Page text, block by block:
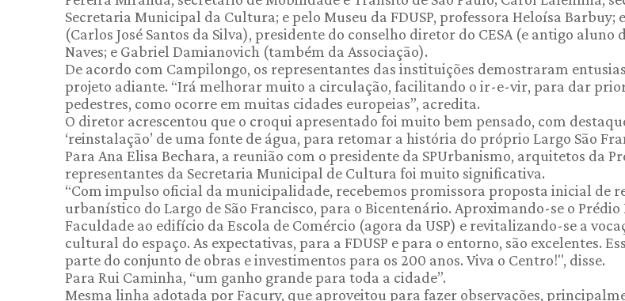
Secretaria Municipal da Cultura; e pelo Museu da FDUSP, professora Heloísa Barbuy;
(Carlos José Santos da Silva), presidente do conselho diretor do CESA (e antigo aluno
Naves; e Gabriel Damianovich (também da Associação).
De acordo com Campilongo, os representantes das instituições demostraram
projeto adiante. “Irá melhorar muito a circulação, facilitando o ir-e-vir, para dar
pedestres, como ocorre em muitas cidades europeias”, acredita.
O diretor acrescentou que o croqui apresentado foi muito bem pensado, com
‘reinstalação’ de uma fonte de água, para retomar a história do próprio Largo São
Para Ana Elisa Bechara, a reunião com o presidente da SPUrbanismo, arquitetos da
representantes da Secretaria Municipal de Cultura foi muito significativa.
“Com impulso oficial da municipalidade, recebemos promissora proposta inicial de
urbanístico do Largo de São Francisco, para o Bicentenário. Aproximando-se o Prédio
Faculdade ao edifício da Escola de Comércio (agora da USP) e revitalizando-se a
cultural do espaço. As expectativas, para a FDUSP e para o entorno, são excelentes.
parte do conjunto de obras e investimentos para os 200 anos. Viva o Centro!", disse.
Para Rui Caminha, “um ganho grande para toda a cidade”.
Mesma linha adotada por Facury, que aproveitou para fazer observações,